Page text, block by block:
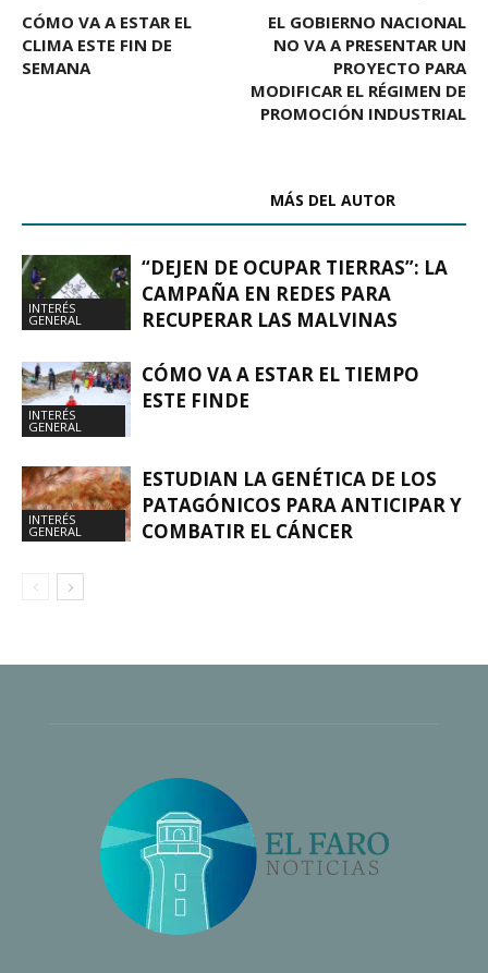
CÓMO VA A ESTAR EL
CLIMA ESTE FIN DE
SEMANA
EL GOBIERNO NACIONAL
NO VA A PRESENTAR UN
PROYECTO PARA
MODIFICAR EL RÉGIMEN DE
PROMOCIÓN INDUSTRIAL
MÁS DEL AUTOR
INTERÉS
GENERAL
“DEJEN DE OCUPAR TIERRAS”: LA
CAMPAÑA EN REDES PARA
RECUPERAR LAS MALVINAS
INTERÉS
GENERAL
CÓMO VA A ESTAR EL TIEMPO
ESTE FINDE
INTERÉS
GENERAL
ESTUDIAN LA GENÉTICA DE LOS
PATAGÓNICOS PARA ANTICIPAR Y
COMBATIR EL CÁNCER